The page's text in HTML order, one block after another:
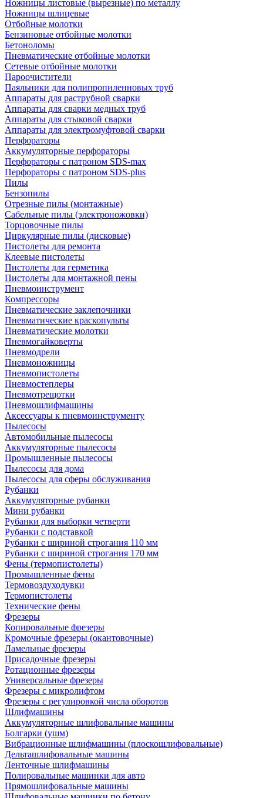
Ножницы листовые (вырезные) по металлу
Ножницы шлицевые
Отбойные молотки
Бензиновые отбойные молотки
Бетоноломы
Пневматические отбойные молотки
Сетевые отбойные молотки
Пароочистители
Паяльники для полипропиленновых труб
Аппараты для раструбной сварки
Аппараты для сварки медных труб
Аппараты для стыковой сварки
Аппараты для электромуфтовой сварки
Перфораторы
Аккумуляторные перфораторы
Перфораторы с патроном SDS-max
Перфораторы с патроном SDS-plus
Пилы
Бензопилы
Отрезные пилы (монтажные)
Сабельные пилы (электроножовки)
Торцовочные пилы
Циркулярные пилы (дисковые)
Пистолеты для ремонта
Клеевые пистолеты
Пистолеты для герметика
Пистолеты для монтажной пены
Пневмоинструмент
Компрессоры
Пневматические заклепочники
Пневматические краскопульты
Пневматические молотки
Пневмогайковерты
Пневмодрели
Пневмоножницы
Пневмопистолеты
Пневмостеплеры
Пневмотрещотки
Пневмошлифмашины
Аксессуары к пневмоинструменту
Пылесосы
Автомобильные пылесосы
Аккумуляторные пылесосы
Промышленные пылесосы
Пылесосы для дома
Пылесосы для сферы обслуживания
Рубанки
Аккумуляторные рубанки
Мини рубанки
Рубанки для выборки четверти
Рубанки с подставкой
Рубанки с шириной строгания 110 мм
Рубанки с шириной строгания 170 мм
Фены (термопистолеты)
Промышленные фены
Термовоздуходувки
Термопистолеты
Технические фены
Фрезеры
Копировальные фрезеры
Кромочные фрезеры (окантовочные)
Ламельные фрезеры
Присадочные фрезеры
Ротационные фрезеры
Универсальные фрезеры
Фрезеры с микролифтом
Фрезеры с регулировкой числа оборотов
Шлифмашины
Аккумуляторные шлифовальные машины
Болгарки (ушм)
Вибрационные шлифмашины (плоскошлифовальные)
Дельташлифовальные машины
Ленточные шлифмашины
Полировальные машинки для авто
Прямошлифовальные машины